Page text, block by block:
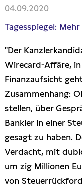
Artikel
Presseschau
Publikationen
Anfragen
04.09.2020
Tagesspiegel:
"Der
Wirecard-Affäre, in
Finanzaufsicht
Zusammenhang:
stellen, über
Bankier in einer
gesagt zu haben.
Verdacht, mit
um zig Millionen
von